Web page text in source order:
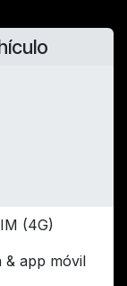
(4G)
& app móvil